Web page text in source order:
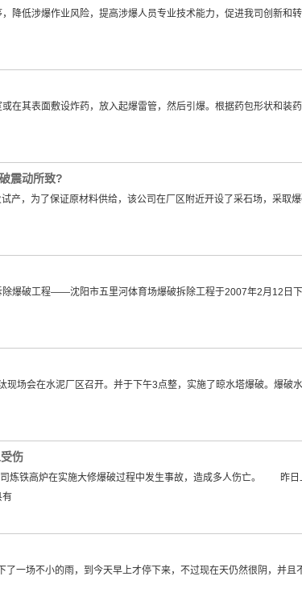
降低涉爆作业风险，提高涉爆人员专业技术能力，促进我司创新和
或在其表面敷设炸药，放入起爆雷管，然后引爆。根据药包形状
震动所致?
产，为了保证原材料供给，该公司在厂区附近开设了采石场，采取
爆破工程——沈阳市五里河体育场爆破拆除工程于2007年2月12日
场会在水泥厂区召开。并于下午3点整，实施了晾水塔爆破。爆破
伤
炼铁高炉在实施大修爆破过程中发生事故，造成多人伤亡。 昨
有
一场不小的雨，到今天早上才停下来，不过现在天仍然很阴，并